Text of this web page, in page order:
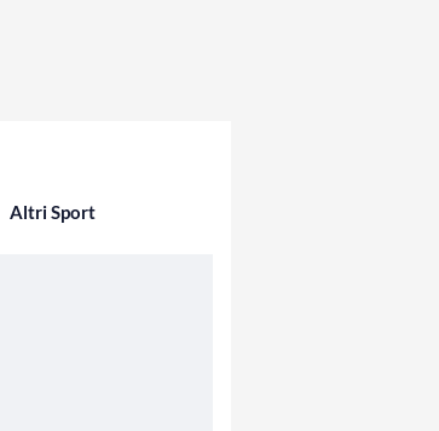
Altri Sport